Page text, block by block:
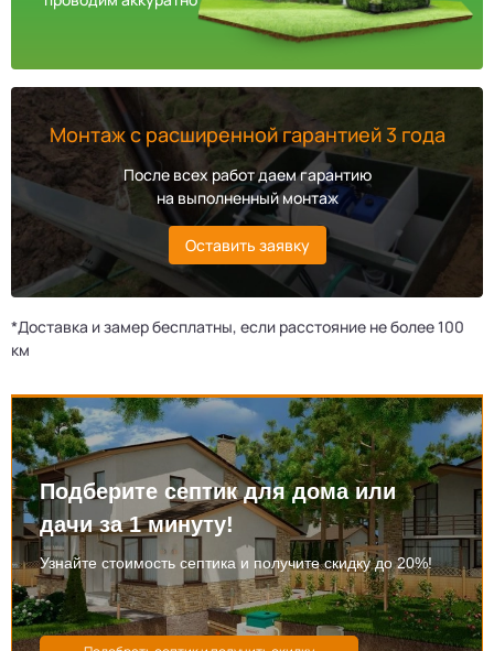
Монтаж с расширенной гарантией 3 года
После всех работ даем гарантию
на выполненный монтаж
Оставить заявку
*Доставка и замер бесплатны, если расстояние не более 100
км
Подберите септик для дома или
дачи за 1 минуту!
Узнайте стоимость септика и получите скидку до 20%!